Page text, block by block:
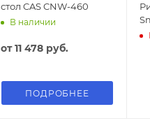
стол CAS CNW-460
В наличии
от11 478 руб.
ПОДРОБНЕЕ